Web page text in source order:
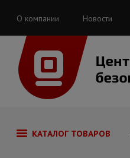
О компании Новости
КАТАЛОГ ТОВАРОВ